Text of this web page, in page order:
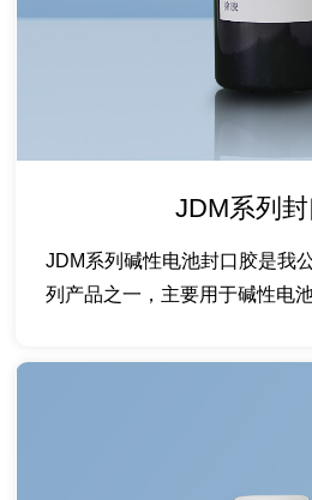
JDM系列
JDM系列碱性电池封口胶是我
列产品之一，主要用于碱性电